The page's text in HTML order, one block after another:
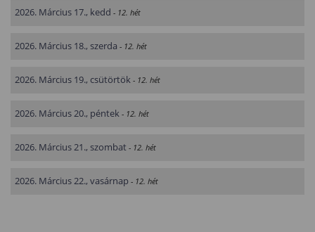
2026. Március 17., kedd - 12. hét
2026. Március 18., szerda - 12. hét
2026. Március 19., csütörtök - 12. hét
2026. Március 20., péntek - 12. hét
2026. Március 21., szombat - 12. hét
2026. Március 22., vasárnap - 12. hét